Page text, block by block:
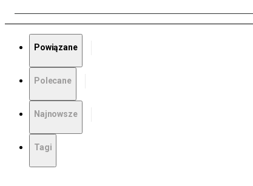
Powiązane
Polecane
Najnowsze
Tagi